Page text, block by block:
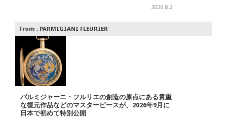
2026.8.2
From : PARMIGIANI FLEURIER
パルミジャーニ・フルリエの創造の原点にある貴重
な復元作品などのマスターピースが、2026年9月に
日本で初めて特別公開